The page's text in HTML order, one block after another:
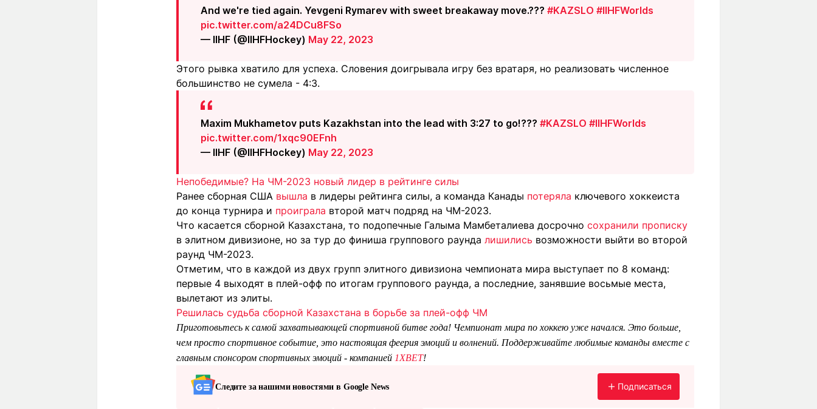
And we're tied again. Yevgeni Rymarev with sweet breakaway move.??? #KAZSLO #IIHFWorlds
pic.twitter.com/a24DCu8FSo
— IIHF (@IIHFHockey) May 22, 2023
Этого рывка хватило для успеха. Словения доигрывала игру без вратаря, но реализовать численное
большинство не сумела - 4:3.
Maxim Mukhametov puts Kazakhstan into the lead with 3:27 to go!??? #KAZSLO #IIHFWorlds
pic.twitter.com/1xqc90EFnh
— IIHF (@IIHFHockey) May 22, 2023
Непобедимые? На ЧМ-2023 новый лидер в рейтинге силы
Ранее сборная США вышла в лидеры рейтинга силы, а команда Канады потеряла ключевого хоккеиста
до конца турнира и проиграла второй матч подряд на ЧМ-2023.
Что касается сборной Казахстана, то подопечные Галыма Мамбеталиева досрочно сохранили прописку
в элитном дивизионе, но за тур до финиша группового раунда лишились возможности выйти во второй
раунд ЧМ-2023.
Отметим, что в каждой из двух групп элитного дивизиона чемпионата мира выступает по 8 команд:
первые 4 выходят в плей-офф по итогам группового раунда, а последние, занявшие восьмые места,
вылетают из элиты.
Решилась судьба сборной Казахстана в борьбе за плей-офф ЧМ
Приготовьтесь к самой захватывающей спортивной битве года! Чемпионат мира по хоккею уже начался. Это больше,
чем просто спортивное событие, это настоящая феерия эмоций и волнений. Поддерживайте любимые команды вместе с
главным спонсором спортивных эмоций - компанией 1XBET!
Следите за нашими новостями в Google News Подписаться